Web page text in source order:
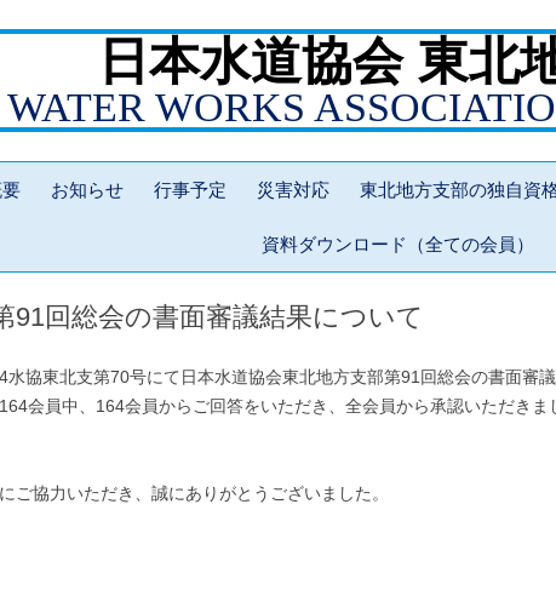
日本水道協会 東北
WORKS
ン
テ
ツ
へ
ス
ッ
プ
お知らせ 行事予定 災害対応 東北地方支部の独自資
資料ダウンロード（全ての会員）
91回総会の書面審議結果について
協東北支第70号にて日本水道協会東北地方支部第91回総会の書面審
会員中、164会員からご回答をいただき、全会員から承認いただきま
ご協力いただき、誠にありがとうございました。